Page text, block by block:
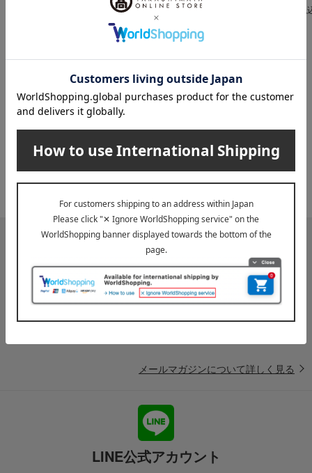
税込 3,240 税
2026年07月29日
お届け遅延のお知らせ
2025年10月03日
メールマガジン
送料無料クーポンやキャンペーン、新着・SALE・おすすめ商品な
たします。
メールマガジンについて詳しく見る
LINE公式アカウント